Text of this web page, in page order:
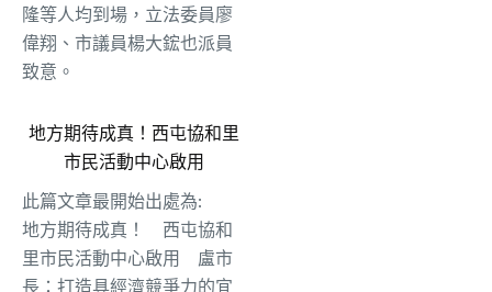
隆等人均到場，立法委員廖
偉翔、市議員楊大鋐也派員
致意。
地方期待成真！西屯協和里
市民活動中心啟用
此篇文章最開始出處為:
地方期待成真！ 西屯協和
里市民活動中心啟用 盧市
長：打造具經濟競爭力的宜